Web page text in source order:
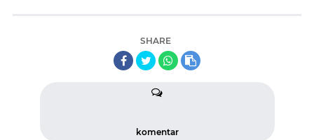
SHARE
komentar